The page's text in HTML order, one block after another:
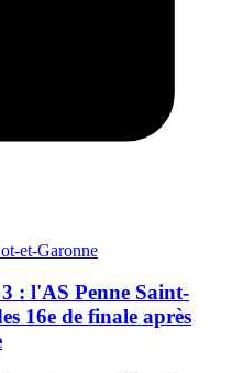
et-Garonne
: l'AS Penne Saint-
16e de finale après